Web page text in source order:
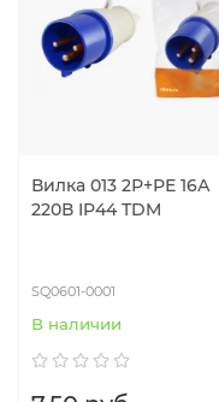
Вилка 013 2Р+РЕ 16А
220В IP44 TDM
SQ0601-0001
В наличии